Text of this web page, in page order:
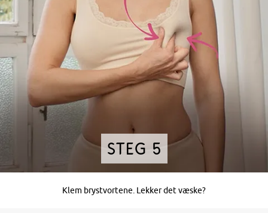
Steg 5
Klem brystvortene. Lekker det væske?